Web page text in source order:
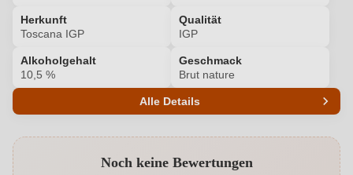
Herkunft
Toscana IGP
Qualität
IGP
Alkoholgehalt
10,5 %
Geschmack
Brut nature
Alle Details
Alkoholgehalt in % 10,5 %
Noch keine Bewertungen